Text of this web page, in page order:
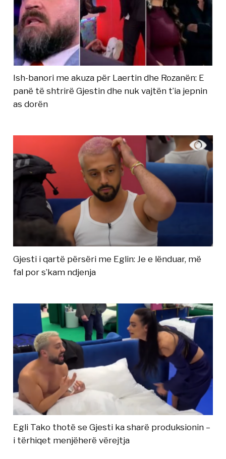
Ish-banori me akuza për Laertin dhe Rozanën: E
panë të shtrirë Gjestin dhe nuk vajtën t’ia jepnin
as dorën
Gjesti i qartë përsëri me Eglin: Je e lënduar, më
fal por s’kam ndjenja
Egli Tako thotë se Gjesti ka sharë produksionin –
i tërhiqet menjëherë vërejtja